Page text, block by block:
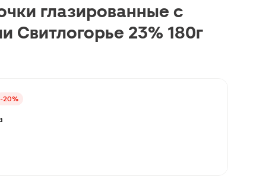
глазированные с
Свитлогорье 23% 180г
-20%